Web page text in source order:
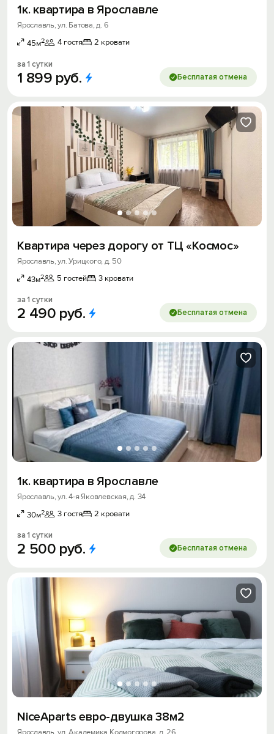
1к. квартира в Ярославле
Ярославль, ул. Батова, д. 6
45м2 4 гостя 2 кровати
за 1 сутки
1 899 руб. Бесплатая отмена
Квартира через дорогу от ТЦ «Космос»
Ярославль, ул. Урицкого, д. 50
43м2 5 гостей 3 кровати
за 1 сутки
2 490 руб. Бесплатая отмена
1к. квартира в Ярославле
Ярославль, ул. 4-я Яковлевская, д. 34
30м2 3 гостя 2 кровати
за 1 сутки
2 500 руб. Бесплатая отмена
NiceAparts евро-двушка 38м2